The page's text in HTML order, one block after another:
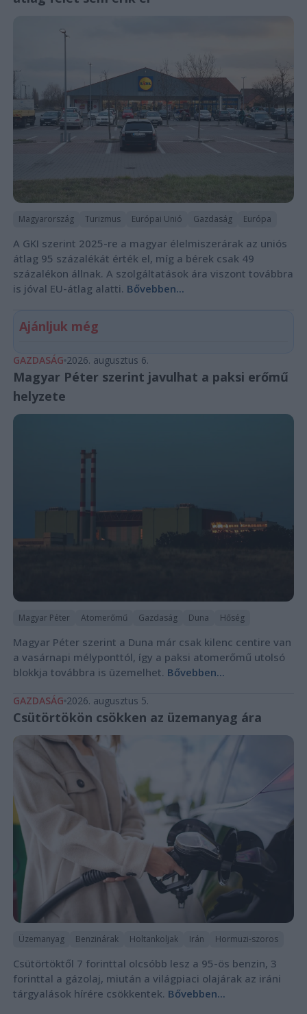
Magyarország Turizmus Európai Unió Gazdaság Európa
A GKI szerint 2025-re a magyar élelmiszerárak az uniós
átlag 95 százalékát érték el, míg a bérek csak 49
százalékon állnak. A szolgáltatások ára viszont továbbra
is jóval EU-átlag alatti. Bővebben...
Ajánljuk még
GAZDASÁG 2026. augusztus 6.
Magyar Péter szerint javulhat a paksi erőmű
helyzete
Magyar Péter Atomerőmű Gazdaság Duna Hőség
Magyar Péter szerint a Duna már csak kilenc centire van
a vasárnapi mélyponttól, így a paksi atomerőmű utolsó
blokkja továbbra is üzemelhet. Bővebben...
GAZDASÁG 2026. augusztus 5.
Csütörtökön csökken az üzemanyag ára
Üzemanyag Benzinárak Holtankoljak Irán Hormuzi-szoros
Csütörtöktől 7 forinttal olcsóbb lesz a 95-ös benzin, 3
forinttal a gázolaj, miután a világpiaci olajárak az iráni
tárgyalások hírére csökkentek. Bővebben...